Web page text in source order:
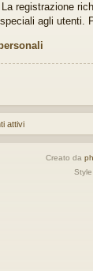
registrazione
agli
attivi
Creato da